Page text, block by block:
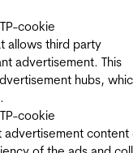
cookie
allows third party
advertisement. This
hubs,
cookie
advertisement content